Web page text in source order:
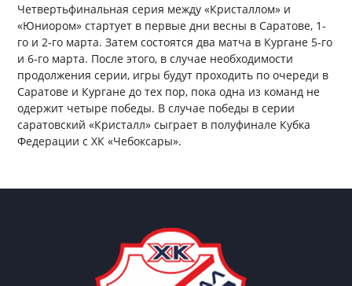
Четвертьфинальная серия между «Кристаллом» и
«Юниором» стартует в первые дни весны в Саратове, 1-
го и 2-го марта. Затем состоятся два матча в Кургане 5-го
и 6-го марта. После этого, в случае необходимости
продолжения серии, игры будут проходить по очереди в
Саратове и Кургане до тех пор, пока одна из команд не
одержит четыре победы. В случае победы в серии
саратовский «Кристалл» сыграет в полуфинале Кубка
Федерации с ХК «Чебоксары».